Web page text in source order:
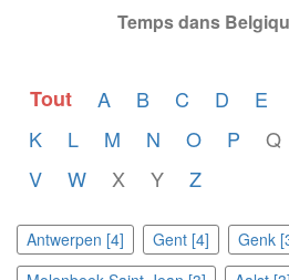
Temps dans
Tout A B C D E
K
L M N O P Q
V
W X Y Z
Antwerpen [4] Gent [4] Genk